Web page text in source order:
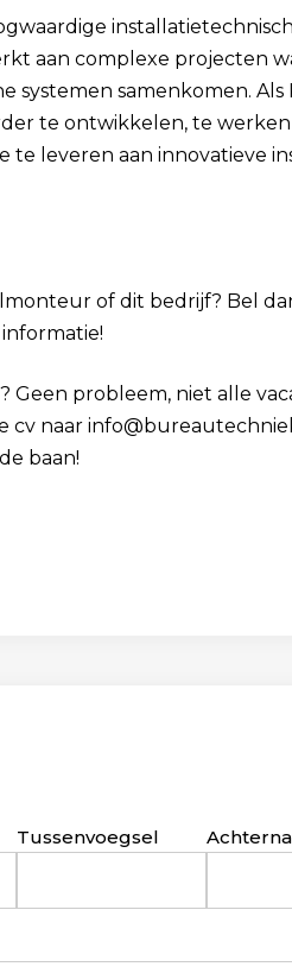
aan complexe projecten
systemen samenkomen.
te ontwikkelen, te
leveren aan innovatieve
of dit bedrijf? Bel
informatie!
Geen probleem, niet alle
cv naar
baan!
Tussenvoegsel